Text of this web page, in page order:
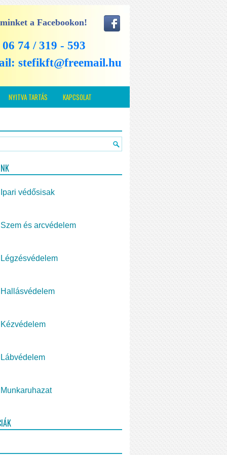
a Facebookon!
74 / 319 - 593
stefikft@freemail.hu
NYITVA TARTÁS KAPCSOLAT
Ipari védősisak
Szem és arcvédelem
Légzésvédelem
Hallásvédelem
Kézvédelem
Lábvédelem
Munkaruhazat